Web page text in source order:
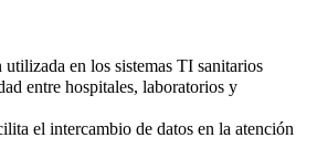
en los sistemas TI sanitarios
entre hospitales, laboratorios y
el intercambio de datos en la atención